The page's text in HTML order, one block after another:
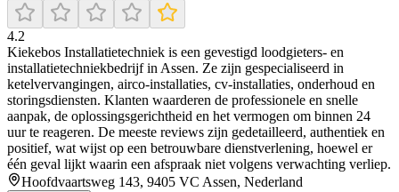
4.2
Kiekebos Installatietechniek is een gevestigd loodgieters- en
installatietechniekbedrijf in Assen. Ze zijn gespecialiseerd in
ketelvervangingen, airco-installaties, cv-installaties, onderhoud en
storingsdiensten. Klanten waarderen de professionele en snelle
aanpak, de oplossingsgerichtheid en het vermogen om binnen 24
uur te reageren. De meeste reviews zijn gedetailleerd, authentiek en
positief, wat wijst op een betrouwbare dienstverlening, hoewel er
één geval lijkt waarin een afspraak niet volgens verwachting verliep.
Hoofdvaartsweg 143, 9405 VC Assen, Nederland